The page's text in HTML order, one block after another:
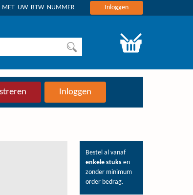
MET UW BTW NUMMER Inloggen
Inloggen
Bestel al vanaf
enkele stuks en
zonder minimum
order bedrag.